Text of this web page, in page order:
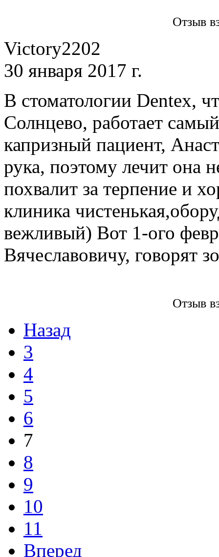
Отзыв
Victory2202
30 января 2017 г.
В стоматологии Dentex,
Солнцево, работает
капризный пациент,
рука, поэтому лечит она
похвалит за терпение и
клиника
вежливый) Вот 1-ого
Вячеславовичу, говорят
Отзыв
Назад
3
4
5
6
7
8
9
10
11
Вперед